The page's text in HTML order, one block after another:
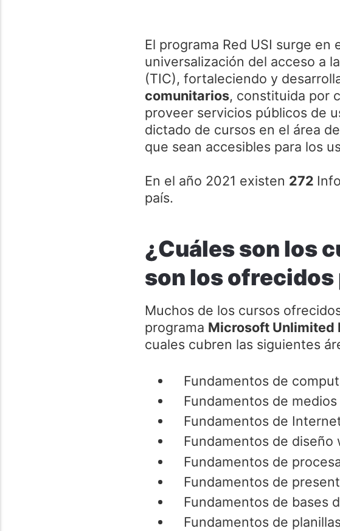
El programa Red USI surge
universalización del acceso a
(TIC),fortaleciendo y
comunitarios, constituida por
proveer servicios públicos de
dictado de cursos en el área
que sean accesibles para los
En el año 2021 existen 272
país.
¿Cuáles son los
son los ofrecidos
Muchos de los cursos
programa Microsoft Unlimited
cuales cubren las siguientes
Fundamentos de
Fundamentos de
Fundamentos de
Fundamentos de diseño
Fundamentos de
Fundamentos de
Fundamentos de bases
Fundamentos de